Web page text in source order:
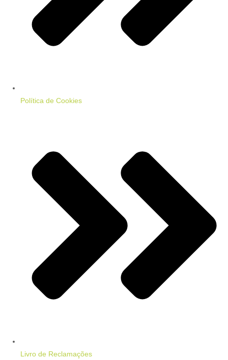
Política de Cookies
Livro de Reclamações